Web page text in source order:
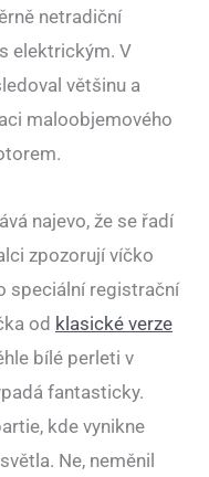
netradiční
elektrickým. V
většinu a
maloobjemového
najevo, že se řadí
zpozorují víčko
speciální registrační
od klasické verze
bílé perleti v
fantasticky.
kde vynikne
Ne, neměnil